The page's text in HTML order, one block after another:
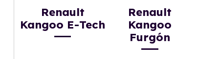
Renault
Kangoo E-Tech
Renault
Kangoo
Furgón